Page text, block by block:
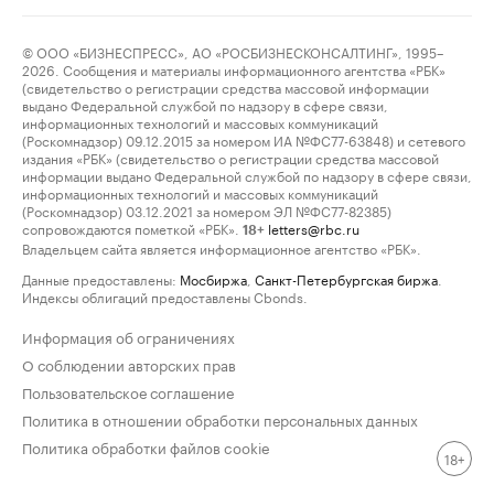
© ООО «БИЗНЕСПРЕСС», АО «РОСБИЗНЕСКОНСАЛТИНГ», 1995–
2026. Сообщения и материалы информационного агентства «РБК»
(свидетельство о регистрации средства массовой информации
выдано Федеральной службой по надзору в сфере связи,
информационных технологий и массовых коммуникаций
(Роскомнадзор) 09.12.2015 за номером ИА №ФС77-63848) и сетевого
издания «РБК» (свидетельство о регистрации средства массовой
информации выдано Федеральной службой по надзору в сфере связи,
информационных технологий и массовых коммуникаций
(Роскомнадзор) 03.12.2021 за номером ЭЛ №ФС77-82385)
сопровождаются пометкой «РБК».
18+ letters@rbc.ru
Владельцем сайта является информационное агентство «РБК».
Данные предоставлены: Мосбиржа Санкт-Петербургская биржа
Индексы облигаций предоставлены Cbonds.
Информация об ограничениях
О соблюдении авторских прав
Пользовательское соглашение
Политика в отношении обработки персональных данных
Политика обработки файлов cookie
18+